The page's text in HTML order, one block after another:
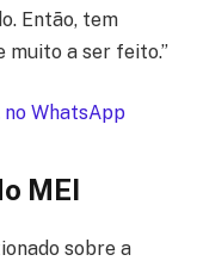
Então, tem
a ser feito.”
no WhatsApp
MEI
sobre a